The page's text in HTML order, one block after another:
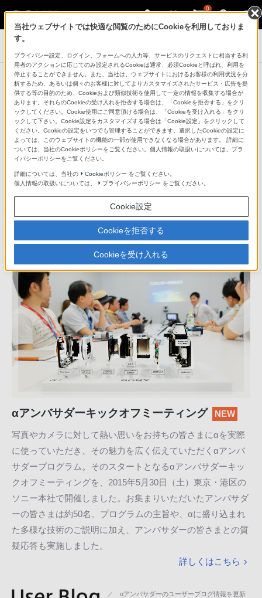
0
デジタル一眼カメラ α（アルファ）
「αアンバサダープログラム」は終了
しました。
ありがとうございました。
αアンバサダーキックオフミーティング NEW
写真やカメラに対して熱い思いをお持ちの皆さまにαを実際
に使っていただき、その魅力を広く伝えていただくαアンバ
サダープログラム。そのスタートとなるαアンバサダーキッ
クオフミーティングを、2015年5月30日（土）東京・港区の
ソニー本社で開催しました。お集まりいただいたアンバサダ
ーの皆さまは約50名。プログラムの主旨や、αに盛り込まれ
た多様な技術のご説明に加え、アンバサダーの皆さまとの質
疑応答も実施しました。
詳しくはこちら
／ αアンバサダーのユーザーブログ情報を更新
当社ウェブサイトでは快適な閲覧のためにCookieを利用しておりま
す。
プライバシー設定、ログイン、フォームへの入力等、サービスのリクエストに相当する利
用者のアクションに応じてのみ設定されるCookieは通常、必須Cookieと呼ばれ、利用を
停止することができません。また、当社は、ウェブサイトにおけるお客様の利用状況を分
析するため、あるいは個々のお客様に対してよりカスタマイズされたサービス・広告を提
供する等の目的のため、Cookieおよび類似技術を使用して一定の情報を収集する場合が
あります。それらのCookieの受け入れを拒否する場合は、「Cookieを拒否する」をクリ
ックしてください。Cookie使用にご同意頂ける場合は、「Cookieを受け入れる」をクリ
ックして下さい。Cookie設定をカスタマイズする場合は「Cookie設定」をクリックして
ください。Cookieの設定をいつでも管理することができます。選択したCookieの設定に
よっては、このウェブサイトの機能の一部が使用できなくなる場合があります。 詳細に
ついては、当社のCookieポリシーをご覧ください。個人情報の取扱いについては、プラ
イバシーポリシーをご覧ください。
詳細については、当社の Cookieポリシー をご覧ください。
個人情報の取扱いについては、
プライバシーポリシー をご覧ください。
Cookie設定
Cookieを拒否する
Cookieを受け入れる